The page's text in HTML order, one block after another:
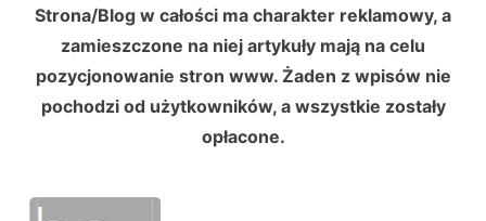
Strona/Blog w całości ma charakter reklamowy, a
zamieszczone na niej artykuły mają na celu
pozycjonowanie stron www. Żaden z wpisów nie
pochodzi od użytkowników, a wszystkie zostały
opłacone.